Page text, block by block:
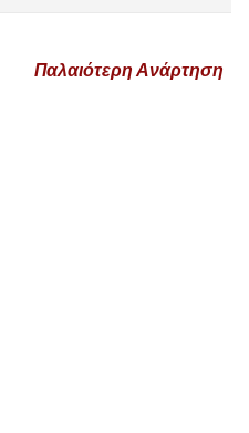
Παλαιότερη Ανάρτηση